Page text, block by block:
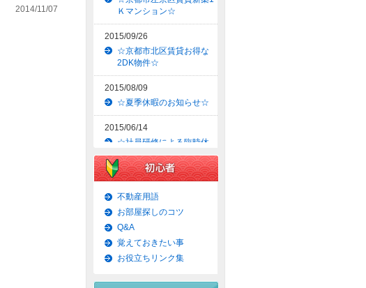
2014/11/07
Ｋマンション☆
2015/09/26
☆京都市北区賃貸お得な
2DK物件☆
2015/08/09
☆夏季休暇のお知らせ☆
2015/06/14
☆社員研修による臨時休
業のお知らせ☆
2015/06/09
☆京都市上京区賃貸お得
な1ＬＤＫマンション☆
2015/06/07
☆京都市左京区賃貸お得
な1Ｋマンション☆
2015/06/02
不動産用語
お部屋探しのコツ
Q&A
覚えておきたい事
お役立ちリンク集